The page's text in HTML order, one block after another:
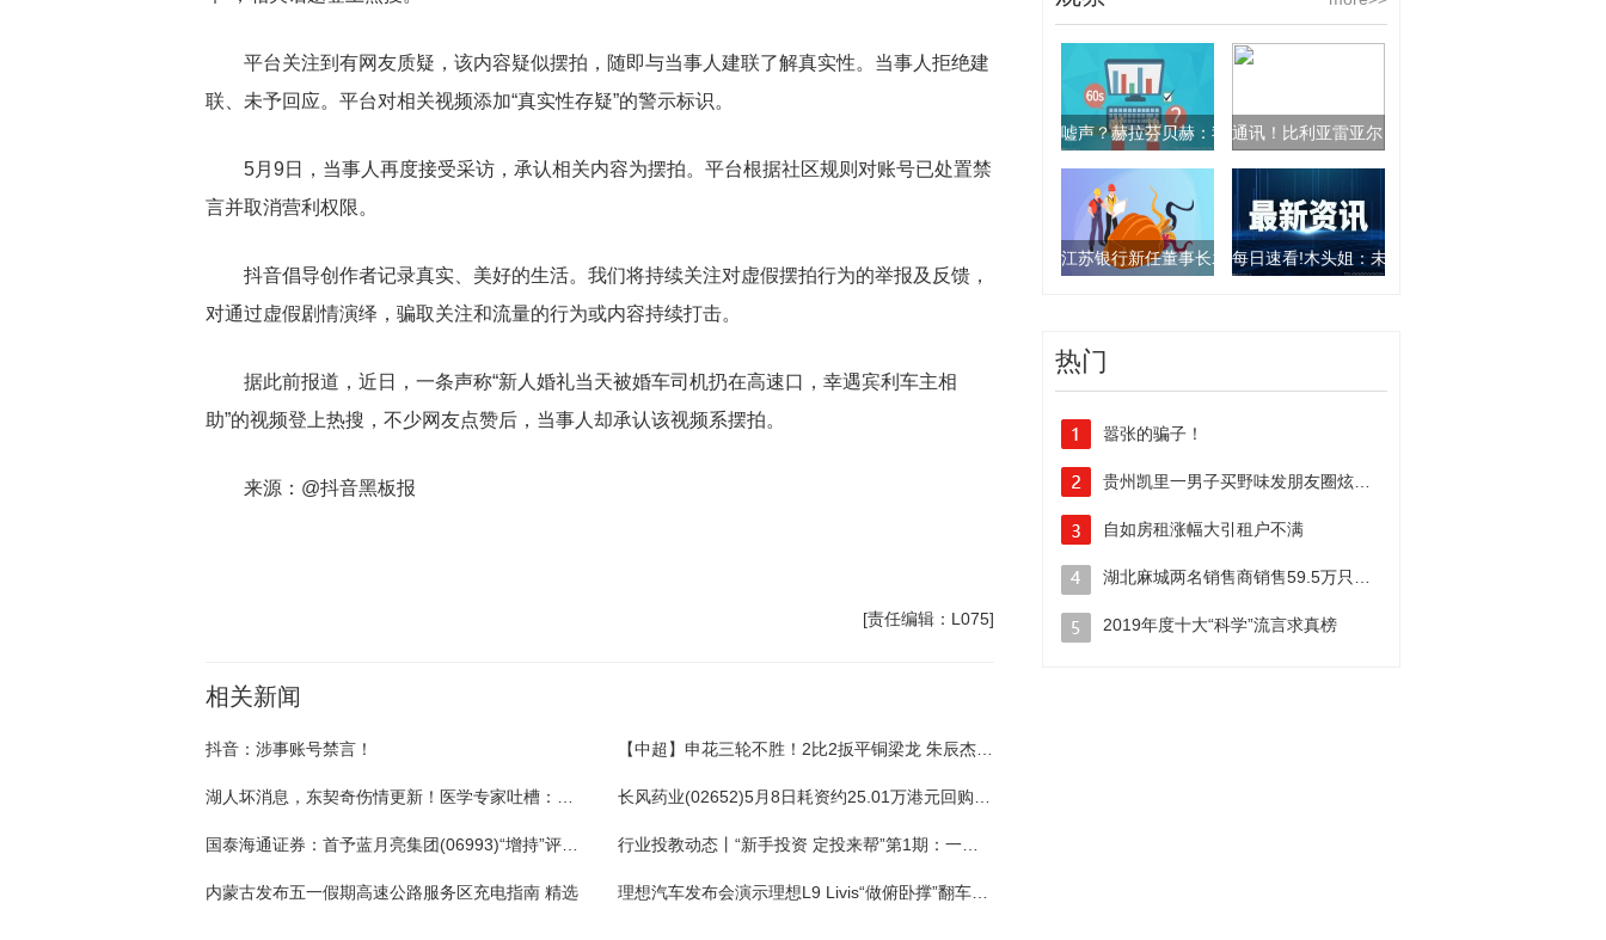
平台关注到有网友质疑，该内容疑似摆拍，随即与当事人建联了解真实性。当事人拒绝建
联、未予回应。平台对相关视频添加“真实性存疑”的警示标识。
5月9日，当事人再度接受采访，承认相关内容为摆拍。平台根据社区规则对账号已处置禁
言并取消营利权限。
抖音倡导创作者记录真实、美好的生活。我们将持续关注对虚假摆拍行为的举报及反馈，
对通过虚假剧情演绎，骗取关注和流量的行为或内容持续打击。
据此前报道，近日，一条声称“新人婚礼当天被婚车司机扔在高速口，幸遇宾利车主相
助”的视频登上热搜，不少网友点赞后，当事人却承认该视频系摆拍。
来源：@抖音黑板报
[责任编辑：L075]
相关新闻
抖音：涉事账号禁言！
内蒙古发布五一假期高速公路服务区充电指南 精选
嘘声？赫拉芬贝赫：我们不应遭受这样的对待，我们需要支持
通讯！比利亚雷亚尔：西甲保级判官，迎战马洛
江苏银行新任董事长袁军谈息差趋势：行业普遍承压，江苏银行同样面临
每日速看!木头姐：未来6至9个月通胀数据大概率
热门
嚣张的骗子！
电信诈骗黑手伸向线上新学期
自如房租涨幅大引租户不满
二房东”吃相真难看！
2019年度十大“科学”流言求真榜